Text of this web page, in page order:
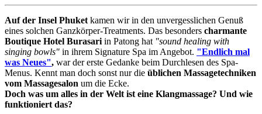
Auf der Insel Phuket kamen wir in den unvergesslichen Genuß
eines solchen Ganzkörper-Treatments. Das besonders charmante
Boutique Hotel Burasari in Patong hat "sound healing with
singing bowls" in ihrem Signature Spa im Angebot. "Endlich mal
was Neues", war der erste Gedanke beim Durchlesen des Spa-
Menus. Kennt man doch sonst nur die üblichen Massagetechniken
vom Massagesalon um die Ecke.
Doch was um alles in der Welt ist eine Klangmassage? Und wie
funktioniert das?